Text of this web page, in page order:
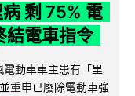
剩 75% 電
結電車指令
動車車主患有「里
重申已廢除電動車強